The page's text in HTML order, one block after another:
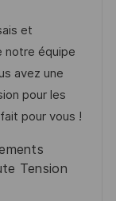
et
notre équipe
avez une
pour les
pour vous !
Tension